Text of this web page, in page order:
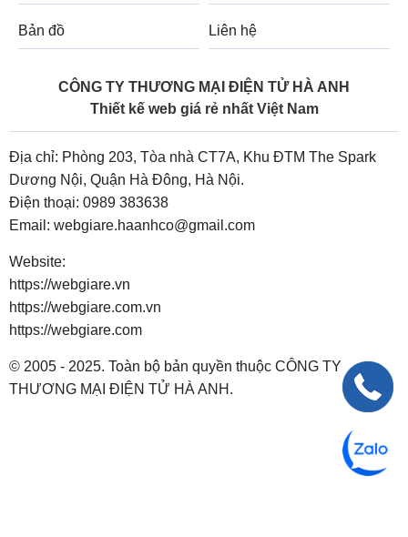
Bản đồ Liên hệ
CÔNG TY THƯƠNG MẠI ĐIỆN TỬ HÀ ANH
Thiết kế web giá rẻ nhất Việt Nam
Địa chỉ: Phòng 203, Tòa nhà CT7A, Khu ĐTM The Spark
Dương Nội, Quận Hà Đông, Hà Nội.
Điện thoại: 0989 383638
Email: webgiare.haanhco@gmail.com
Website:
https://webgiare.vn
https://webgiare.com.vn
https://webgiare.com
© 2005 - 2025. Toàn bộ bản quyền thuộc CÔNG TY
THƯƠNG MẠI ĐIỆN TỬ HÀ ANH.